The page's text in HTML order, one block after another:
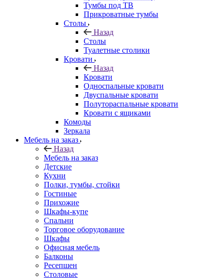
Тумбы под ТВ
Прикроватные тумбы
Столы
Назад
Столы
Туалетные столики
Кровати
Назад
Кровати
Односпальные кровати
Двуспальные кровати
Полутораспальные кровати
Кровати с ящиками
Комоды
Зеркала
Мебель на заказ
Назад
Мебель на заказ
Детские
Кухни
Полки, тумбы, стойки
Гостиные
Прихожие
Шкафы-купе
Спальни
Торговое оборудование
Шкафы
Офисная мебель
Балконы
Ресепшен
Столовые